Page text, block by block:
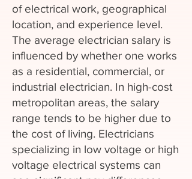
of electrical work, geographical
location, and experience level.
The average electrician salary is
influenced by whether one works
as a residential, commercial, or
industrial electrician. In high-cost
metropolitan areas, the salary
range tends to be higher due to
the cost of living. Electricians
specializing in low voltage or high
voltage electrical systems can